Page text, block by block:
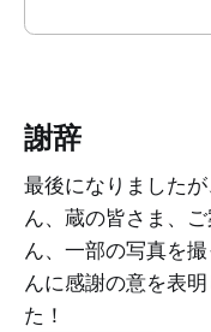
謝辞
最後になりました
ん、蔵の皆さま、
ん、一部の写真を
んに感謝の意を表
た！